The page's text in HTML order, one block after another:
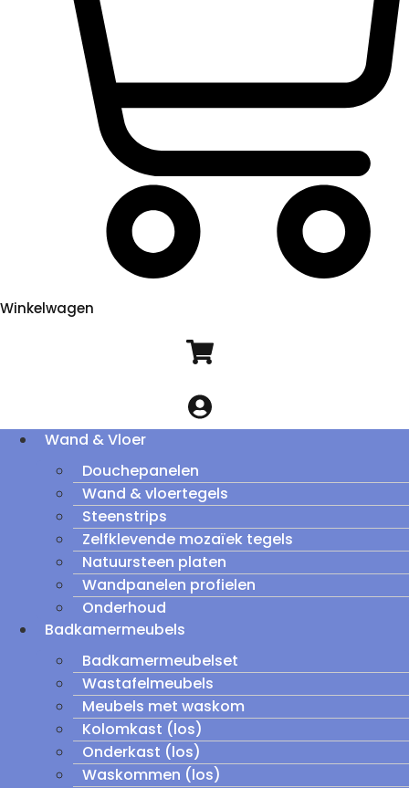
Winkelwagen
Wand & Vloer
Douchepanelen
Wand & vloertegels
Steenstrips
Zelfklevende mozaïek tegels
Natuursteen platen
Wandpanelen profielen
Onderhoud
Badkamermeubels
Badkamermeubelset
Wastafelmeubels
Meubels met waskom
Kolomkast (los)
Onderkast (los)
Waskommen (los)